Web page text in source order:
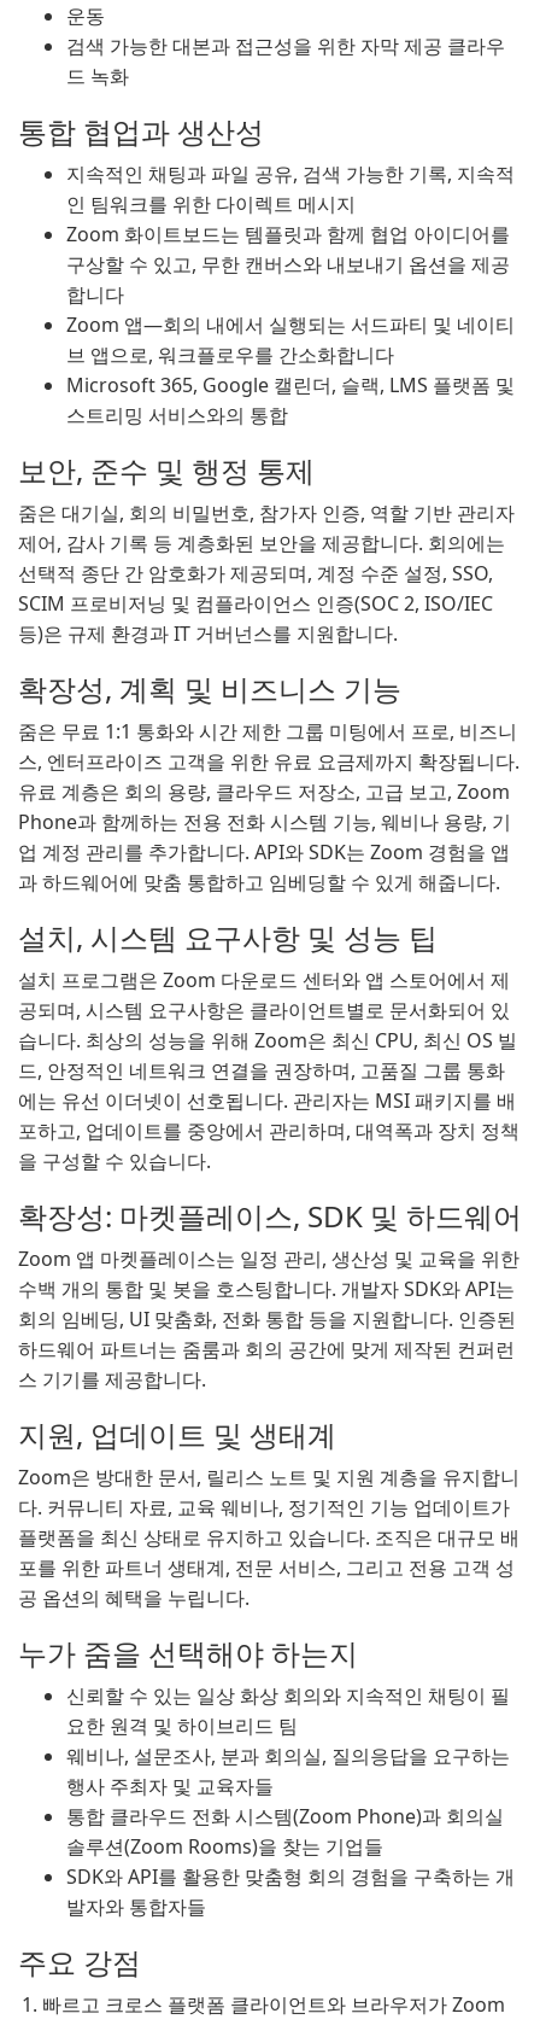
운동
검색 가능한 대본과 접근성을 위한 자막 제공 클라우
드 녹화
통합 협업과 생산성
지속적인 채팅과 파일 공유, 검색 가능한 기록, 지속적
인 팀워크를 위한 다이렉트 메시지
Zoom 화이트보드는 템플릿과 함께 협업 아이디어를
구상할 수 있고, 무한 캔버스와 내보내기 옵션을 제공
합니다
Zoom 앱—회의 내에서 실행되는 서드파티 및 네이티
브 앱으로, 워크플로우를 간소화합니다
Microsoft 365, Google 캘린더, 슬랙, LMS 플랫폼 및
스트리밍 서비스와의 통합
보안, 준수 및 행정 통제
줌은 대기실, 회의 비밀번호, 참가자 인증, 역할 기반 관리자
제어, 감사 기록 등 계층화된 보안을 제공합니다. 회의에는
선택적 종단 간 암호화가 제공되며, 계정 수준 설정, SSO,
SCIM 프로비저닝 및 컴플라이언스 인증(SOC 2, ISO/IEC
등)은 규제 환경과 IT 거버넌스를 지원합니다.
확장성, 계획 및 비즈니스 기능
줌은 무료 1:1 통화와 시간 제한 그룹 미팅에서 프로, 비즈니
스, 엔터프라이즈 고객을 위한 유료 요금제까지 확장됩니다.
유료 계층은 회의 용량, 클라우드 저장소, 고급 보고, Zoom
Phone과 함께하는 전용 전화 시스템 기능, 웨비나 용량, 기
업 계정 관리를 추가합니다. API와 SDK는 Zoom 경험을 앱
과 하드웨어에 맞춤 통합하고 임베딩할 수 있게 해줍니다.
설치, 시스템 요구사항 및 성능 팁
설치 프로그램은 Zoom 다운로드 센터와 앱 스토어에서 제
공되며, 시스템 요구사항은 클라이언트별로 문서화되어 있
습니다. 최상의 성능을 위해 Zoom은 최신 CPU, 최신 OS 빌
드, 안정적인 네트워크 연결을 권장하며, 고품질 그룹 통화
에는 유선 이더넷이 선호됩니다. 관리자는 MSI 패키지를 배
포하고, 업데이트를 중앙에서 관리하며, 대역폭과 장치 정책
을 구성할 수 있습니다.
확장성: 마켓플레이스, SDK 및 하드웨어
Zoom 앱 마켓플레이스는 일정 관리, 생산성 및 교육을 위한
수백 개의 통합 및 봇을 호스팅합니다. 개발자 SDK와 API는
회의 임베딩, UI 맞춤화, 전화 통합 등을 지원합니다. 인증된
하드웨어 파트너는 줌룸과 회의 공간에 맞게 제작된 컨퍼런
스 기기를 제공합니다.
지원, 업데이트 및 생태계
Zoom은 방대한 문서, 릴리스 노트 및 지원 계층을 유지합니
다. 커뮤니티 자료, 교육 웨비나, 정기적인 기능 업데이트가
플랫폼을 최신 상태로 유지하고 있습니다. 조직은 대규모 배
포를 위한 파트너 생태계, 전문 서비스, 그리고 전용 고객 성
공 옵션의 혜택을 누립니다.
누가 줌을 선택해야 하는지
신뢰할 수 있는 일상 화상 회의와 지속적인 채팅이 필
요한 원격 및 하이브리드 팀
웨비나, 설문조사, 분과 회의실, 질의응답을 요구하는
행사 주최자 및 교육자들
통합 클라우드 전화 시스템(Zoom Phone)과 회의실
솔루션(Zoom Rooms)을 찾는 기업들
SDK와 API를 활용한 맞춤형 회의 경험을 구축하는 개
발자와 통합자들
주요 강점
빠르고 크로스 플랫폼 클라이언트와 브라우저가 Zoom